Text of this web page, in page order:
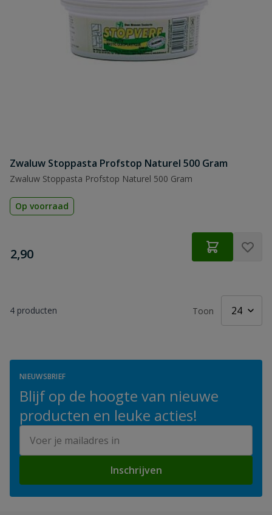
Zwaluw Stoppasta Profstop Naturel 500 Gram
Zwaluw Stoppasta Profstop Naturel 500 Gram
Op voorraad
€
2,90
4 producten Toon
NIEUWSBRIEF
Blijf op de hoogte van nieuwe
producten en leuke acties!
Inschrijven